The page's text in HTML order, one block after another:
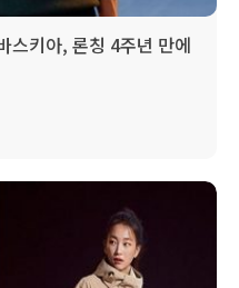
스키아, 론칭 4주년 만에